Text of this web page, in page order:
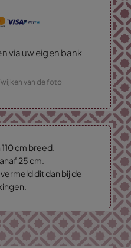
via uw eigen bank
van de foto
cm breed.
25 cm.
dit dan bij de